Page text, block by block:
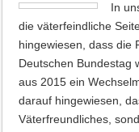
In
die väterfeindliche
hingewiesen, dass die
Deutschen Bundestag
aus 2015 ein
darauf hingewiesen,
Väterfreundliches,